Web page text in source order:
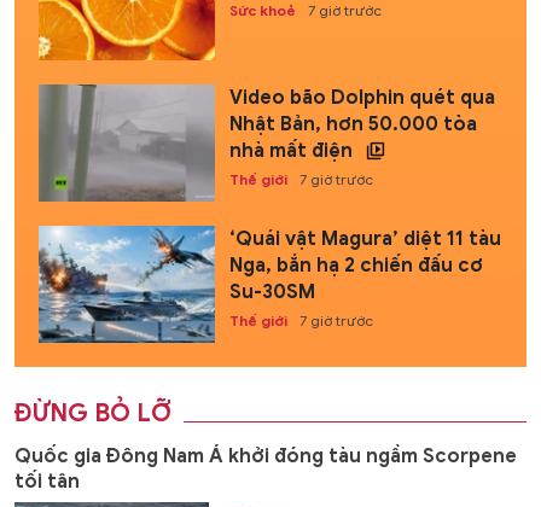
Sức khoẻ 7 giờ trước
Video bão Dolphin quét qua
Nhật Bản, hơn 50.000 tòa
nhà mất điện
Thế giới 7 giờ trước
‘Quái vật Magura’ diệt 11 tàu
Nga, bắn hạ 2 chiến đấu cơ
Su-30SM
Thế giới 7 giờ trước
ĐỪNG BỎ LỠ
Quốc gia Đông Nam Á khởi đóng tàu ngầm Scorpene
tối tân